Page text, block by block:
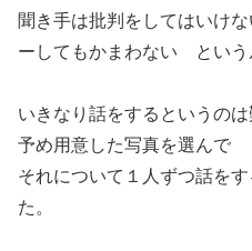
聞き手は批判をしてはいけ
ーしてもかまわない という
いきなり話をするというの
予め用意した写真を選んで
それについて１人ずつ話を
た。